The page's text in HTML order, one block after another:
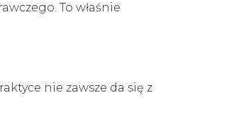
To właśnie
nie zawsze da się z